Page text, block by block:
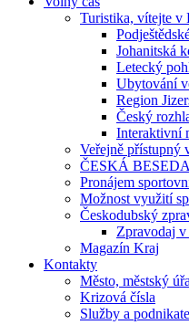
Turistika, vítejte v
Johanitská
Letecký
Ubytování
Region
Český
Interaktivní
Veřejně přístupný
ČESKÁ
Pronájem
Možnost využití
Českodubský
Zpravodaj
Magazín Kraj
Kontakty
Město, městský
Krizová čísla
Služby a